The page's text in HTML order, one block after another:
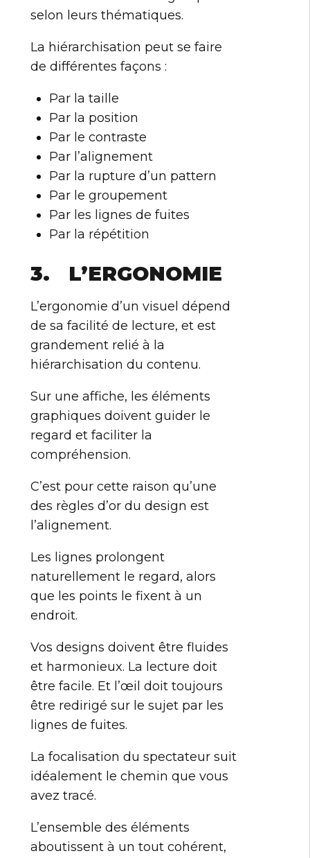
selon leurs thématiques.
La hiérarchisation peut se faire
de différentes façons :
Par la taille
Par la position
Par le contraste
Par l’alignement
Par la rupture d’un pattern
Par le groupement
Par les lignes de fuites
Par la répétition
3. L’ERGONOMIE
L’ergonomie d’un visuel dépend
de sa facilité de lecture, et est
grandement relié à la
hiérarchisation du contenu.
Sur une affiche, les éléments
graphiques doivent guider le
regard et faciliter la
compréhension.
C’est pour cette raison qu’une
des règles d’or du design est
l’alignement.
Les lignes prolongent
naturellement le regard, alors
que les points le fixent à un
endroit.
Vos designs doivent être fluides
et harmonieux. La lecture doit
être facile. Et l’œil doit toujours
être redirigé sur le sujet par les
lignes de fuites.
La focalisation du spectateur suit
idéalement le chemin que vous
avez tracé.
L’ensemble des éléments
aboutissent à un tout cohérent,